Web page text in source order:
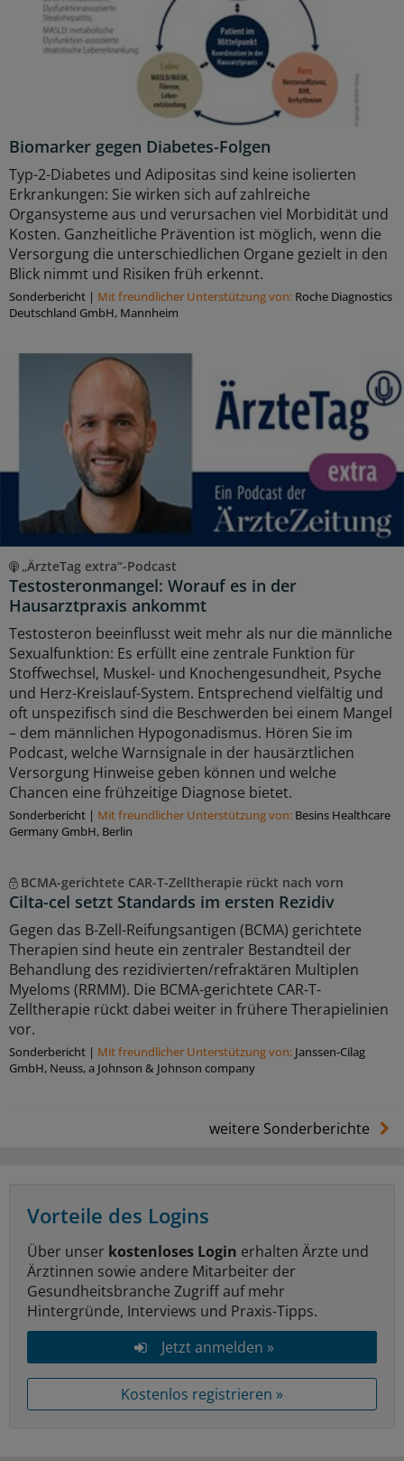
Biomarker gegen Diabetes-Folgen
Typ-2-Diabetes und Adipositas sind keine isolierten
Erkrankungen: Sie wirken sich auf zahlreiche
Organsysteme aus und verursachen viel Morbidität und
Kosten. Ganzheitliche Prävention ist möglich, wenn die
Versorgung die unterschiedlichen Organe gezielt in den
Blick nimmt und Risiken früh erkennt.
Sonderbericht | Mit freundlicher Unterstützung von: Roche Diagnostics
Deutschland GmbH, Mannheim
„ÄrzteTag extra“-Podcast
Testosteronmangel: Worauf es in der
Hausarztpraxis ankommt
Testosteron beeinflusst weit mehr als nur die männliche
Sexualfunktion: Es erfüllt eine zentrale Funktion für
Stoffwechsel, Muskel- und Knochengesundheit, Psyche
und Herz-Kreislauf-System. Entsprechend vielfältig und
oft unspezifisch sind die Beschwerden bei einem Mangel
– dem männlichen Hypogonadismus. Hören Sie im
Podcast, welche Warnsignale in der hausärztlichen
Versorgung Hinweise geben können und welche
Chancen eine frühzeitige Diagnose bietet.
Sonderbericht | Mit freundlicher Unterstützung von: Besins Healthcare
Germany GmbH, Berlin
BCMA-gerichtete CAR-T-Zelltherapie rückt nach vorn
Cilta-cel setzt Standards im ersten Rezidiv
Gegen das B-Zell-Reifungsantigen (BCMA) gerichtete
Therapien sind heute ein zentraler Bestandteil der
Behandlung des rezidivierten/refraktären Multiplen
Myeloms (RRMM). Die BCMA-gerichtete CAR-T-
Zelltherapie rückt dabei weiter in frühere Therapielinien
vor.
Sonderbericht | Mit freundlicher Unterstützung von: Janssen-Cilag
GmbH, Neuss, a Johnson & Johnson company
weitere Sonderberichte
Vorteile des Logins
Über unser kostenloses Login erhalten Ärzte und
Ärztinnen sowie andere Mitarbeiter der
Gesundheitsbranche Zugriff auf mehr
Hintergründe, Interviews und Praxis-Tipps.
Jetzt anmelden »
Kostenlos registrieren »